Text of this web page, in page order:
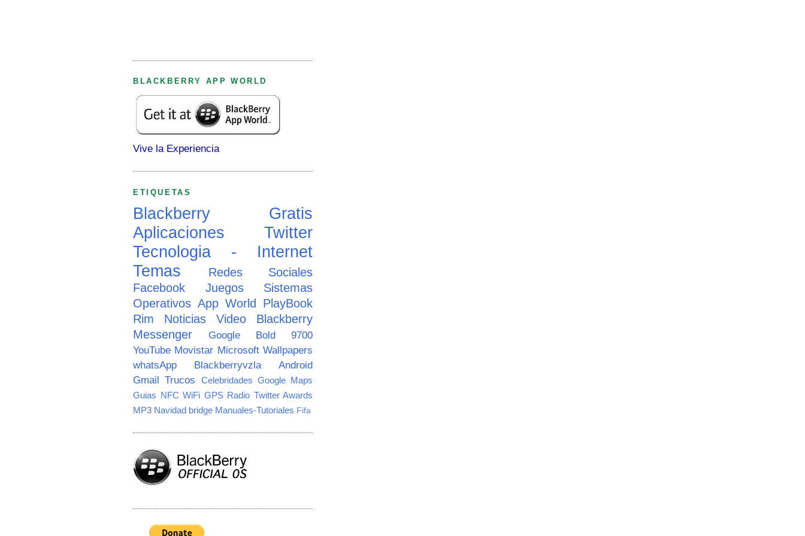
BLACKBERRY APP WORLD
Vive la Experiencia
ETIQUETAS
Blackberry
Gratis
Aplicaciones
Twitter
Tecnologia - Internet
Temas
Redes Sociales
Facebook
Juegos
Sistemas
Operativos App World PlayBook
Rim
Noticias Video
Blackberry
Messenger
Google
Bold 9700
YouTube Movistar Microsoft Wallpapers
whatsApp
Blackberryvzla
Android
Gmail Trucos Celebridades Google Maps
Guias NFC WiFi GPS Radio Twitter Awards
MP3 Navidad bridge Manuales-Tutoriales Fifa